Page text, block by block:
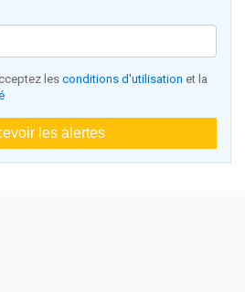
les conditions d'utilisation et la
les alertes